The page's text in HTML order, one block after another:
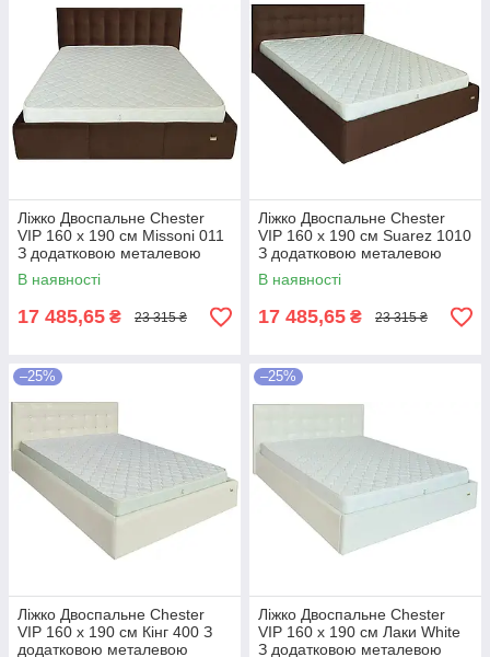
Ліжко Двоспальне Chester
VIP 160 х 190 см Missoni 011
З додатковою металевою
цільнозварною рамою
Темно-коричневий
В наявності
17 485,65 ₴ 23 315 ₴
Ліжко Двоспальне Chester
VIP 160 х 190 см Suarez 1010
З додатковою металевою
цільнозварною рамою
Коричневий
В наявності
17 485,65 ₴ 23 315 ₴
–25%
Ліжко Двоспальне Chester
VIP 160 х 190 см Кінг 400 З
додатковою металевою
–25%
Ліжко Двоспальне Chester
VIP 160 х 190 см Лаки White
З додатковою металевою